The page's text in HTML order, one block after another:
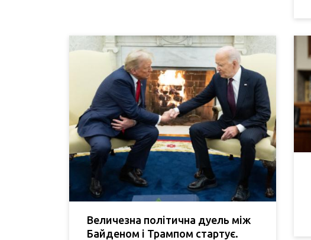
Величезна політична дуель між
Байденом і Трампом стартує.